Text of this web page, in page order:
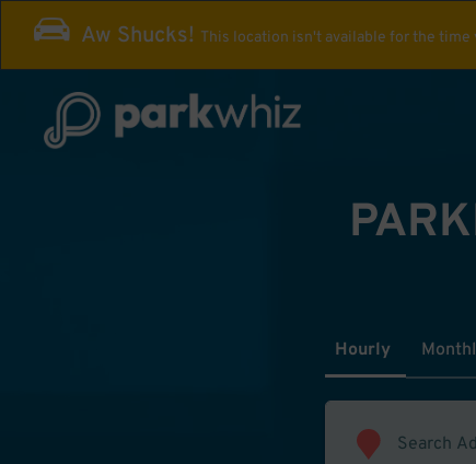
Aw Shucks! This location isn't available for the time
Hourly